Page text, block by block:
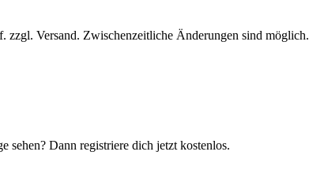
Versand. Zwischenzeitliche Änderungen sind möglich.
Dann registriere dich jetzt kostenlos.